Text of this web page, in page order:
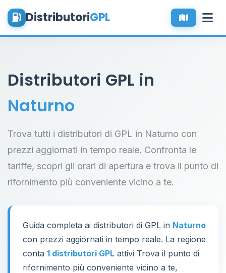
DistributoriGPL
Distributori GPL in
Naturno
Trova tutti i distributori di GPL in Naturno con
prezzi aggiornati in tempo reale. Confronta le
tariffe, scopri gli orari di apertura e trova il punto di
rifornimento più conveniente vicino a te.
Guida completa ai distributori di GPL in Naturno
con prezzi aggiornati in tempo reale. La regione
conta 1 distributori GPL attivi Trova il punto di
rifornimento più conveniente vicino a te,